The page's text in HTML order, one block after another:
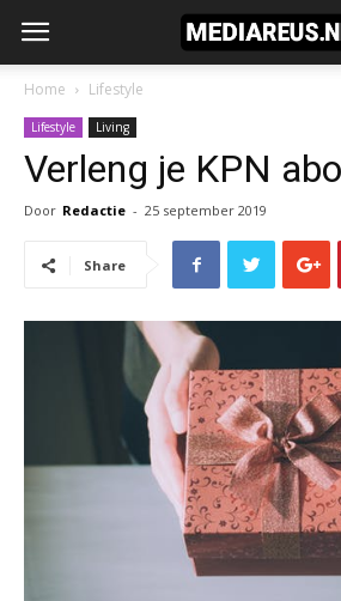
Home Lifestyle
Lifestyle Living
Verleng je KPN
Door Redactie - 25 september 2019
Share